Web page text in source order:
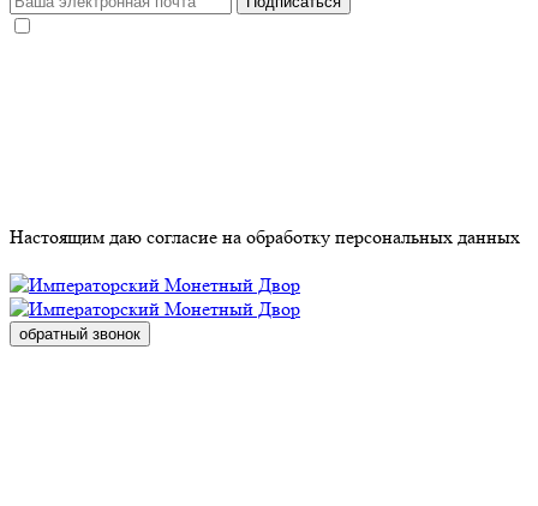
Настоящим даю согласие на обработку персональных данных
обратный звонок